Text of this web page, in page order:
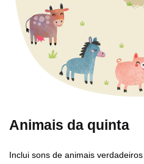
Animais da quinta
Inclui sons de animais